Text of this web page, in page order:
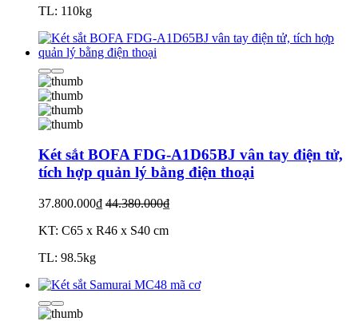
TL: 110kg
Két sắt BOFA FDG-A1D65BJ vân tay điện tử,
tích hợp quản lý bằng điện thoại
37.800.000₫ 44.380.000₫
KT: C65 x R46 x S40 cm
TL: 98.5kg